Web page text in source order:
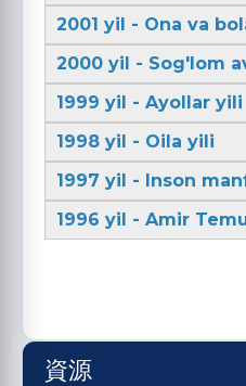
2001 yil - Ona va
2000 yil - Sog'lom
1999 yil - Ayollar yili
1998 yil - Oila yili
1997 yil - Inson
1996 yil - Amir
資源